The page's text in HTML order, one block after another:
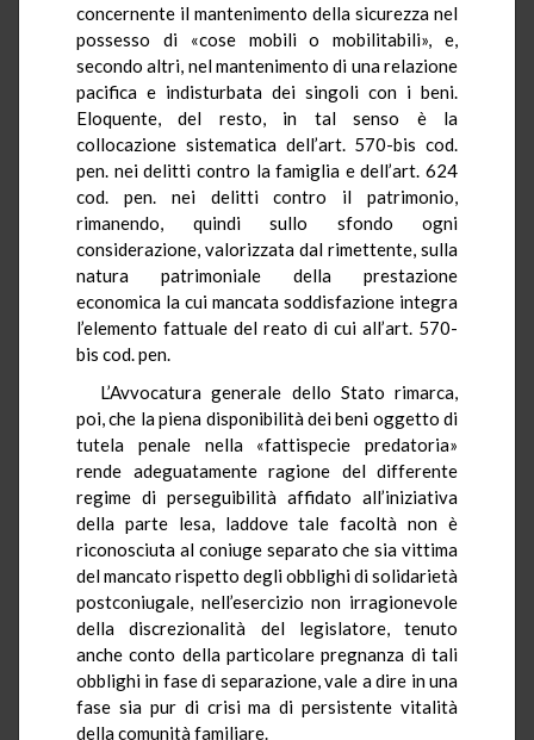
concernente il mantenimento della sicurezza nel
possesso di «cose mobili o mobilitabili», e,
secondo altri, nel mantenimento di una relazione
pacifica e indisturbata dei singoli con i beni.
Eloquente, del resto, in tal senso è la
collocazione sistematica dell’art. 570-bis cod.
pen. nei delitti contro la famiglia e dell’art. 624
cod. pen. nei delitti contro il patrimonio,
rimanendo, quindi sullo sfondo ogni
considerazione, valorizzata dal rimettente, sulla
natura patrimoniale della prestazione
economica la cui mancata soddisfazione integra
l’elemento fattuale del reato di cui all’art. 570-
bis cod. pen.
L’Avvocatura generale dello Stato rimarca,
poi, che la piena disponibilità dei beni oggetto di
tutela penale nella «fattispecie predatoria»
rende adeguatamente ragione del differente
regime di perseguibilità affidato all’iniziativa
della parte lesa, laddove tale facoltà non è
riconosciuta al coniuge separato che sia vittima
del mancato rispetto degli obblighi di solidarietà
postconiugale, nell’esercizio non irragionevole
della discrezionalità del legislatore, tenuto
anche conto della particolare pregnanza di tali
obblighi in fase di separazione, vale a dire in una
fase sia pur di crisi ma di persistente vitalità
della comunità familiare.